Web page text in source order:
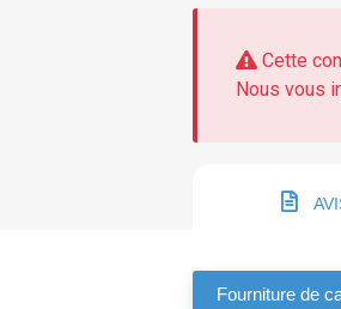
Cette
Nous vous
Fourniture de